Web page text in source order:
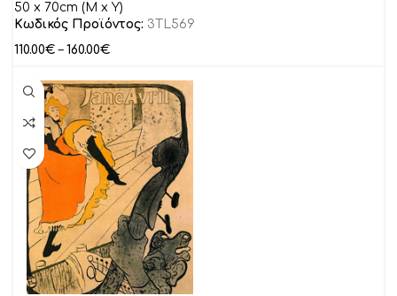
50 x 70cm (M x Y)
Κωδικός Προϊόντος: 3TL569
110.00€ – 160.00€